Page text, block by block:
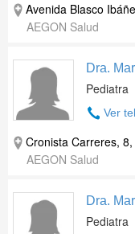
Avenida Blasco
AEGON Salud
Dra.
Pediatra
Ver
Cronista Carreres,
AEGON Salud
Dra.
Pediatra